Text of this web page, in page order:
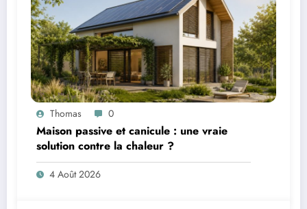
Thomas 0
Maison passive et canicule : une vraie
solution contre la chaleur ?
4 Août 2026